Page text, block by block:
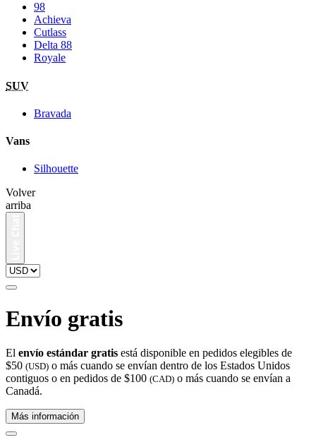
98
Achieva
Cutlass
Delta 88
Royale
SUV
Bravada
Vans
Silhouette
Volver
arriba
Envío gratis
El envío estándar gratis está disponible en pedidos elegibles de
$50 (USD) o más cuando se envían dentro de los Estados Unidos
contiguos o en pedidos de $100 (CAD) o más cuando se envían a
Canadá.
Más información